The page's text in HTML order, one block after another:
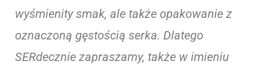
wyśmienity smak, ale także opakowanie z
oznaczoną gęstością serka. Dlatego
SERdecznie zapraszamy, także w imieniu